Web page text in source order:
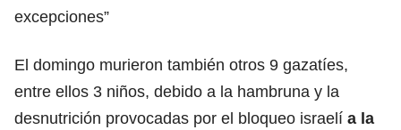
excepciones”
El domingo murieron también otros 9 gazatíes,
entre ellos 3 niños, debido a la hambruna y la
desnutrición provocadas por el bloqueo israelí a la